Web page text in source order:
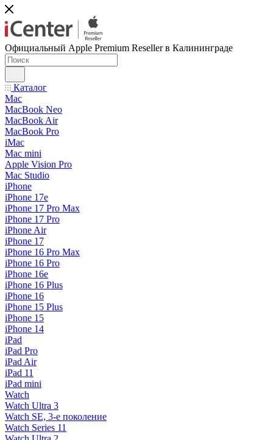
Официальный Apple Premium Reseller в Калининграде
Каталог
Mac
MacBook Neo
MacBook Air
MacBook Pro
iMac
Mac mini
Apple Vision Pro
Mac Studio
iPhone
iPhone 17e
iPhone 17 Pro Max
iPhone 17 Pro
iPhone Air
iPhone 17
iPhone 16 Pro Max
iPhone 16 Pro
iPhone 16e
iPhone 16 Plus
iPhone 16
iPhone 15 Plus
iPhone 15
iPhone 14
iPad
iPad Pro
iPad Air
iPad 11
iPad mini
Watch
Watch Ultra 3
Watch SE, 3-е поколение
Watch Series 11